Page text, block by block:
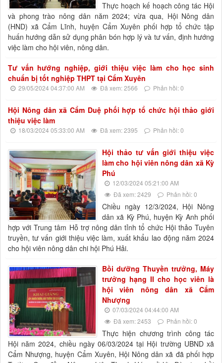
Thực hoạch kế hoạch công tác Hội
và phong trào nông dân năm 2024; vừa qua, Hội Nông dân
(HND) xã Cẩm Lĩnh, huyện Cẩm Xuyên phối hợp tổ chức tập
huấn hướng dẫn sử dụng phân bón hợp lý và tư vấn, định hướng
việc làm cho hội viên, nông dân.
Tư vấn hướng nghiệp, giới thiệu việc làm cho học sinh
chuẩn bị tốt nghiệp THPT tại Cẩm Xuyên
29/05/2024 04:37:00 AM Đã xem: 2566 Phản hồi: 0
Hội Nông dân xã Cẩm Duệ phối hợp tổ chức hội thảo giới
thiệu việc làm
18/03/2024 05:33:00 AM Đã xem: 2395 Phản hồi: 0
Hội thảo tư vấn giới thiệu việc
làm cho hội viên nông dân xã Kỳ
Phú
12/03/2024 05:21:00 AM
Đã xem: 2429
Phản hồi: 0
Chiều ngày 12/3/2024, Hội Nông
dân xã Kỳ Phú, huyện Kỳ Anh phối
hợp với Trung tâm Hỗ trợ nông dân tỉnh tổ chức Hội thảo Tuyên
truyền, tư vấn giới thiệu việc làm, xuất khẩu lao động năm 2024
cho hội viên nông dân chi hội Phú Hải.
Bồi dưỡng Thuyền trưởng, Máy
trưởng hạng II cho học viên là
hội viên nông dân xã Cẩm
Nhượng
07/03/2024 04:44:00 AM
Đã xem: 2453
Phản hồi: 0
Thực hiện chương trình công tác
Hội năm 2024, chiều ngày 06/03/2024 tại Hội trường UBND xã
Cẩm Nhượng, huyện Cẩm Xuyên, Hội Nông dân xã đã phối hợp